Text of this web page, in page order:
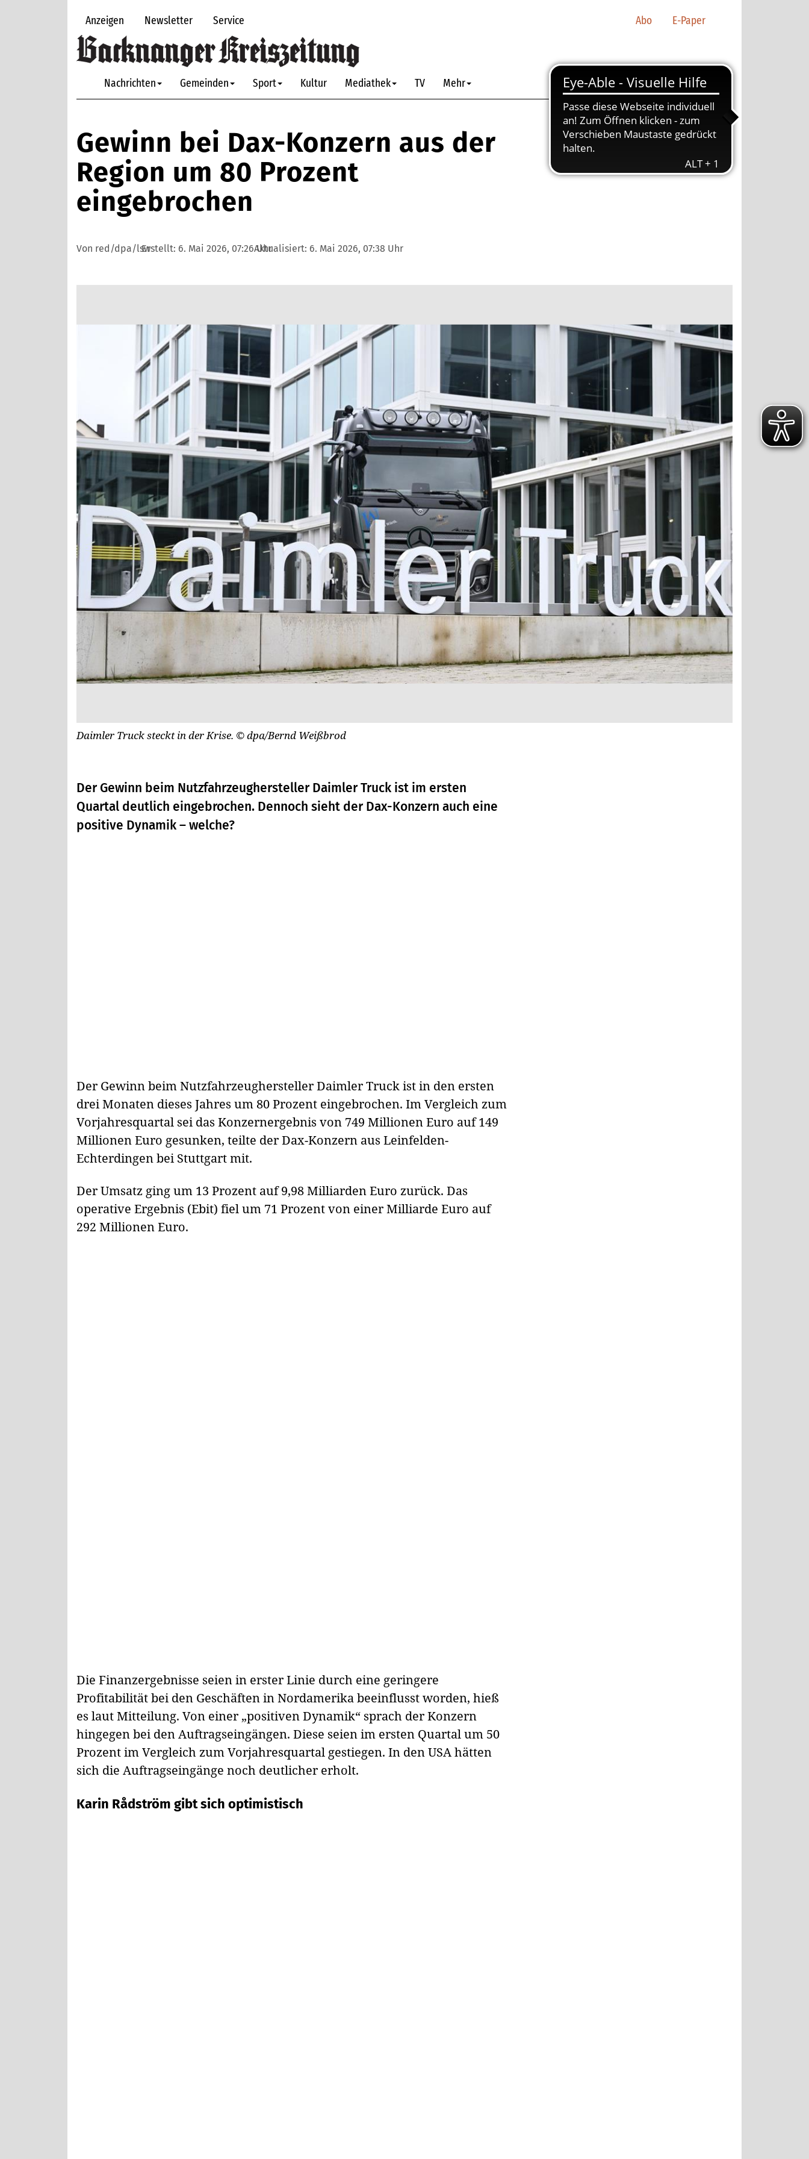
Anzeigen Newsletter Service Abo E-Paper
Nachrichten Gemeinden Sport Kultur Mediathek TV Mehr
Gewinn bei Dax-Konzern aus der
Region um 80 Prozent
eingebrochen
Von red/dpa/lswErstellt: 6. Mai 2026, 07:26 UhrAktualisiert: 6. Mai 2026, 07:38 Uhr
Daimler Truck steckt in der Krise. © dpa/Bernd Weißbrod
Der Gewinn beim Nutzfahrzeughersteller Daimler Truck ist im ersten
Quartal deutlich eingebrochen. Dennoch sieht der Dax-Konzern auch eine
positive Dynamik – welche?
Der Gewinn beim Nutzfahrzeughersteller Daimler Truck ist in den ersten
drei Monaten dieses Jahres um 80 Prozent eingebrochen. Im Vergleich zum
Vorjahresquartal sei das Konzernergebnis von 749 Millionen Euro auf 149
Millionen Euro gesunken, teilte der Dax-Konzern aus Leinfelden-
Echterdingen bei Stuttgart mit.
Der Umsatz ging um 13 Prozent auf 9,98 Milliarden Euro zurück. Das
operative Ergebnis (Ebit) fiel um 71 Prozent von einer Milliarde Euro auf
292 Millionen Euro.
Die Finanzergebnisse seien in erster Linie durch eine geringere
Profitabilität bei den Geschäften in Nordamerika beeinflusst worden, hieß
es laut Mitteilung. Von einer „positiven Dynamik“ sprach der Konzern
hingegen bei den Auftragseingängen. Diese seien im ersten Quartal um 50
Prozent im Vergleich zum Vorjahresquartal gestiegen. In den USA hätten
sich die Auftragseingänge noch deutlicher erholt.
Karin Rådström gibt sich optimistisch